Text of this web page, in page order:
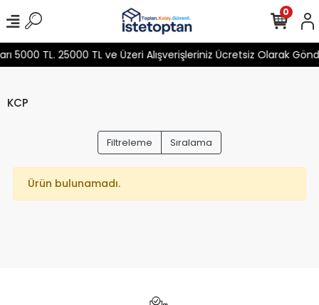
5000 TL. 25000 TL ve Üzeri Alışverişleriniz Ücretsiz Olarak
0
KCP
Filtreleme Sıralama
Ürün bulunamadı.